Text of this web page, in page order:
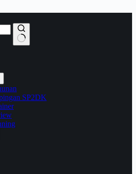
SP2DK